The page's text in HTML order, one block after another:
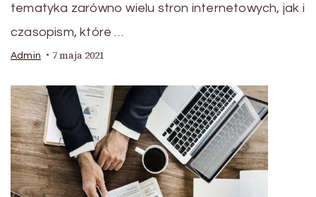
tematyka zarówno wielu stron internetowych, jak i
czasopism, które …
Admin 7 maja 2021